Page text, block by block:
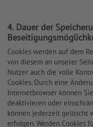
4. Dauer der
Cookies werden auf dem
von diesem an unserer
Nutzer auch die volle
Cookies. Durch eine
Internetbrowser können
deaktivieren oder
können jederzeit gelöscht
erfolgen. Werden Cookies